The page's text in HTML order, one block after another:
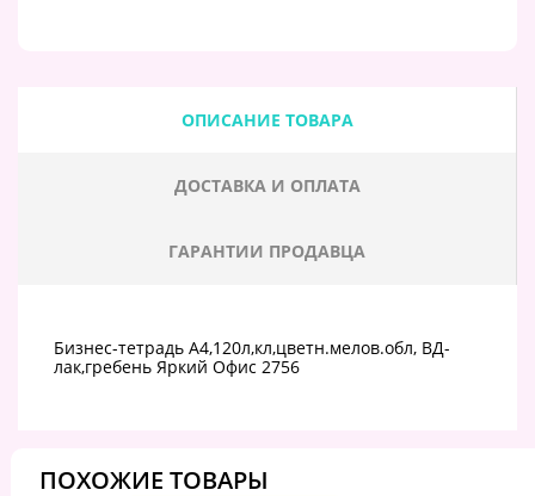
ОПИСАНИЕ ТОВАРА
ДОСТАВКА И ОПЛАТА
ГАРАНТИИ ПРОДАВЦА
Бизнес-тетрадь A4,120л,кл,цветн.мелов.обл, ВД-
лак,гребень Яркий Офис 2756
ПОХОЖИЕ ТОВАРЫ